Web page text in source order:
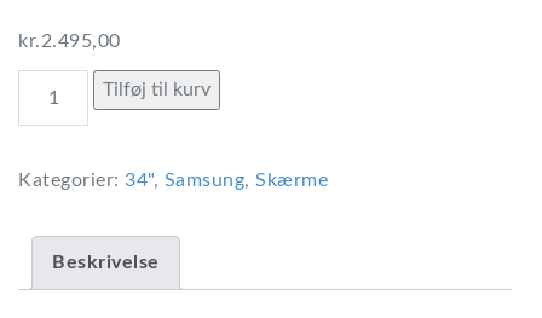
kr.2.495,00
C34G55TWWP
Tilføj til kurv
Kategorier: 34", Samsung, Skærme
Beskrivelse